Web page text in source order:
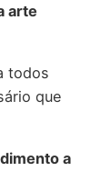
arte
todos
que
a